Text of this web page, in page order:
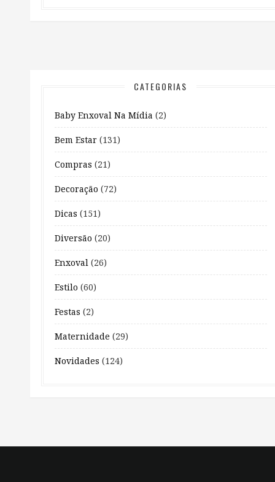
CATEGORIAS
Baby Enxoval Na Mídia (2)
Bem Estar (131)
Compras (21)
Decoração (72)
Dicas (151)
Diversão (20)
Enxoval (26)
Estilo (60)
Festas (2)
Maternidade (29)
Novidades (124)